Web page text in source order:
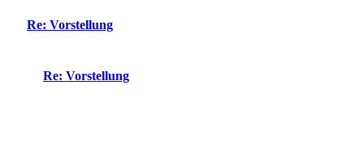
Re: Vorstellung
Re: Vorstellung